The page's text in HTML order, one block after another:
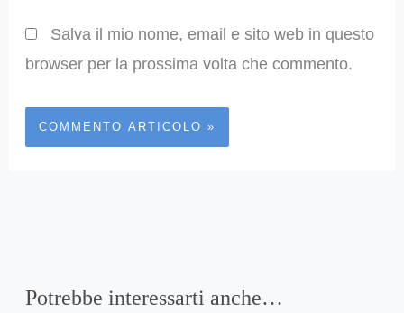
Salva il mio nome, email e sito web in questo
browser per la prossima volta che commento.
Potrebbe interessarti anche…